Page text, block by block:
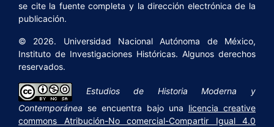
se cite la fuente completa y la dirección electrónica de la
publicación.
© 2026. Universidad Nacional Autónoma de México,
Instituto de Investigaciones Históricas. Algunos derechos
reservados.
Estudios de Historia Moderna y
Contemporánea se encuentra bajo una licencia creative
commons Atribución-No comercial-Compartir Igual 4.0